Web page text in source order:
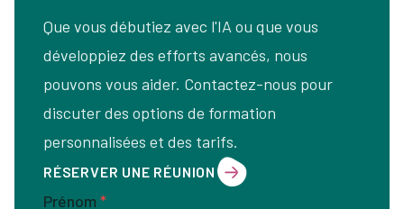
Que vous débutiez avec l'IA ou que vous
développiez des efforts avancés, nous
pouvons vous aider. Contactez-nous pour
discuter des options de formation
personnalisées et des tarifs.
RÉSERVER UNE RÉUNION
Prénom *